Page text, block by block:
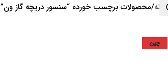
خانه محصولات برچسب خورده “سنسور دریچه گاز ون”
چین